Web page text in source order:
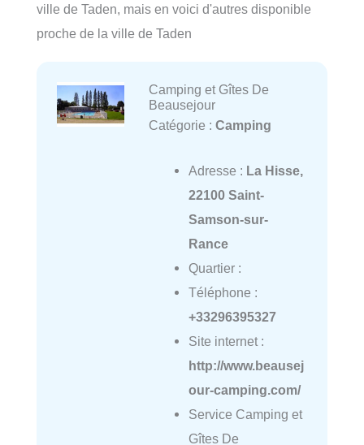
ville de Taden, mais en voici d'autres disponible
proche de la ville de Taden
Camping et Gîtes De
Beausejour
Catégorie : Camping
Adresse : La Hisse,
22100 Saint-
Samson-sur-
Rance
Quartier :
Téléphone :
+33296395327
Site internet :
http://www.beausej
our-camping.com/
Service Camping et
Gîtes De